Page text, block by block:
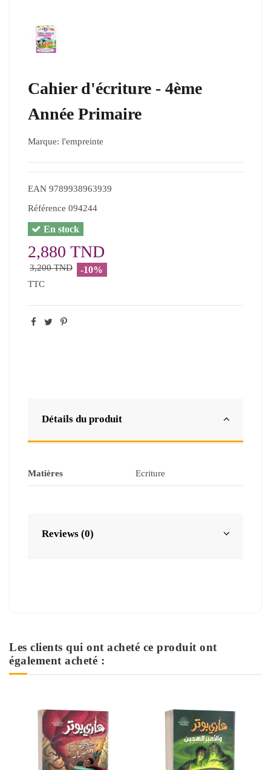
Cahier d'écriture - 4ème
Année Primaire
Marque: l'empreinte
EAN 9789938963939
Référence 094244
En stock
2,880 TND
3,200 TND -10%
TTC
Détails du produit
Matières Ecriture
Reviews (0)
Les clients qui ont acheté ce produit ont
également acheté :